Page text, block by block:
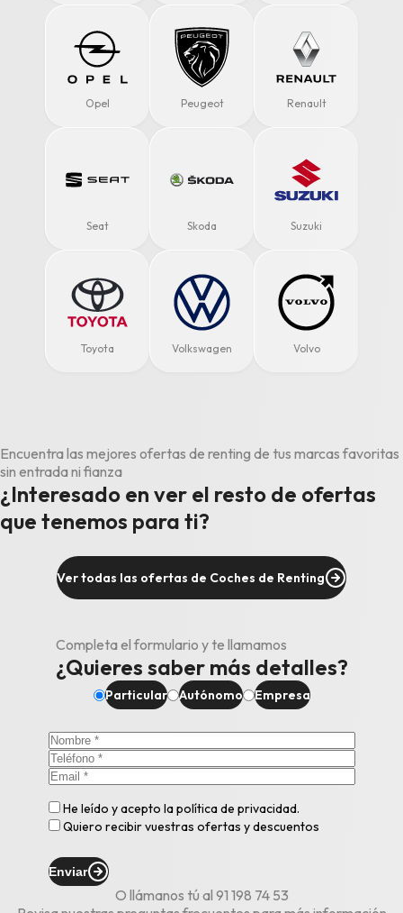
Opel Peugeot Renault
Seat Skoda Suzuki
Toyota Volkswagen Volvo
Encuentra las mejores ofertas de renting de tus marcas favoritas
sin entrada ni fianza
¿Interesado en ver el resto de ofertas
que tenemos para ti?
Ver todas las ofertas de Coches de Renting
Completa el formulario y te llamamos
¿Quieres saber más detalles?
Particular Autónomo Empresa
He leído y acepto lapolítica de privacidad.
Quiero recibir vuestras ofertas y descuentos
Enviar
O llámanos tú al 91 198 74 53